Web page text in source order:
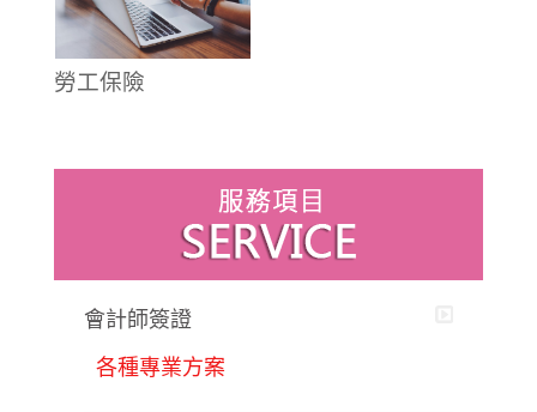
勞工保險
會計師簽證
各種專業方案